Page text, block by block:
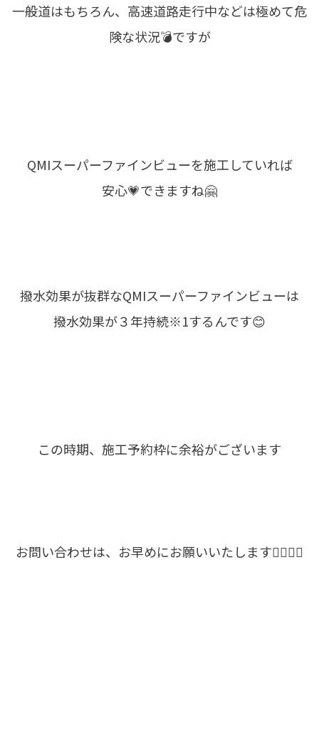
一般道はもちろん、高速道路走行中などは極めて危
険な状況💣ですが
QMIスーパーファインビューを施工していれば
安心💗できますね🤗
撥水効果が抜群なQMIスーパーファインビューは
撥水効果が３年持続※1するんです😊
この時期、施工予約枠に余裕がございます
お問い合わせは、お早めにお願いいたします🙇‍♀️🙇‍♀️